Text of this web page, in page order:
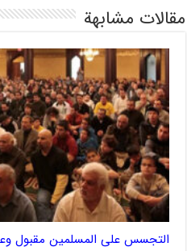
مقالات مشابهة
التجسس على المسلمين مقبول